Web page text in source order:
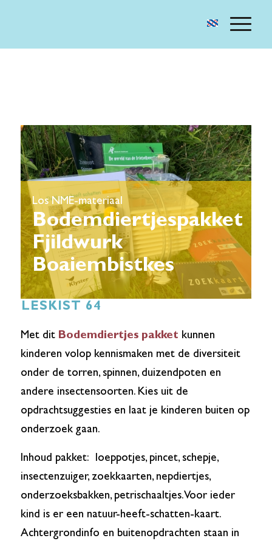
Los NME-materiaal
Bodemdiertjespakket
Fjildwurk
Boaiembistkes
LESKIST 64
Met dit Bodemdiertjes pakket kunnen
kinderen volop kennismaken met de diversiteit
onder de torren, spinnen, duizendpoten en
andere insectensoorten. Kies uit de
opdrachtsuggesties en laat je kinderen buiten op
onderzoek gaan.
Inhoud pakket: loeppotjes, pincet, schepje,
insectenzuiger, zoekkaarten, nepdiertjes,
onderzoeksbakken, petrischaaltjes. Voor ieder
kind is er een natuur-heeft-schatten-kaart.
Achtergrondinfo en buitenopdrachten staan in